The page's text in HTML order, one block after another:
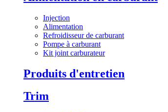
Injection
Alimentation
Refroidisseur de carburant
Pompe à carburant
Kit joint carburateur
Produits d'entretien
Trim